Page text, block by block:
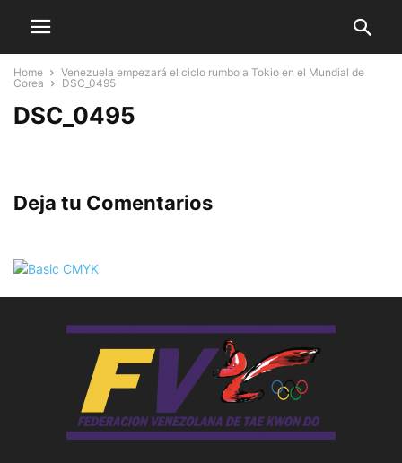
Home
Venezuela empezará el ciclo rumbo a Tokio en el Mundial de
Corea
DSC_0495
DSC_0495
Deja tu Comentarios